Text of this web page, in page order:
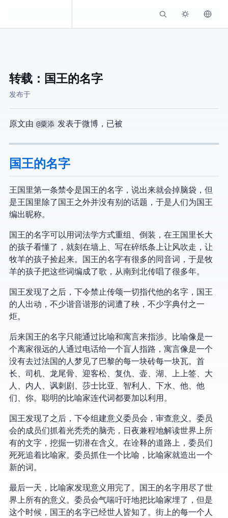
转载：国王的名字
发布于
原文由 @粟添 发表于微博，已被404
国王的名字
王国里第一条禁令是国王的名字，说出来就会掉脑袋，但
是王国里除了国王之外并没有别的话题，于是人们为国王
编出昵称。
国王的名字可以用词法学方式重组、倒装，在王国里长大
的孩子看懂了，就刻在墙上、写在碎纸条上让风吹走，让
牧羊的孩子捡起来。国王的名字有很多的同音词，于是牧
羊的孩子把这些词编成了歌，从南到北传唱了很多年。
国王发现了之后，下令禁止传颂一切指代他的名字，国王
的人出动，不少谐音谐形的词遭了秧，不少字典付之一
炬。
后来国王的名字只能通过比喻和寓言来指涉。比喻像是一
个离家很远的人通过电话给一个盲人指路，寓言像是一个
没有去过法国的人梦见了巴黎的每一块砖每一块瓦。首
长、司机、龙尾骨、迎客松、复仇、壶、湖、上上签、大
人、内人、讽刺剧、莎士比亚、智利人、下水、他、他
们、你。聪明的比喻家连代词都要加以利用。
国王发现了之后，下令组建意义委员会，审查意义。委员
会的成员们抓着光秃秃的脑壳，日夜兼程地解读世界上所
有的文字，挖掘一切潜在含义。在诠释的道路上，委员们
死死追着比喻家。委员抓住一个比喻，比喻家就造出一个
新的词。
最后一天，比喻家发现意义用完了。国王的名字用尽了世
界上所有的意义。委员会气喘吁吁地把比喻家埋了，但是
这个时候，国王的名字已经世人皆知了。街上的每一个人